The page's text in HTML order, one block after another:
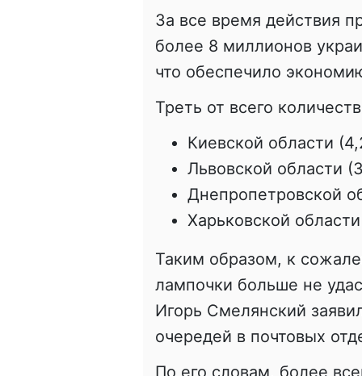
За все время действия
более 8 миллионов
что обеспечило
Треть от всего
Киевской области
Львовской области
Днепропетровской
Харьковской
Таким образом, к
лампочки больше не
Игорь Смелянский
очередей в почтовых
По его словам, более